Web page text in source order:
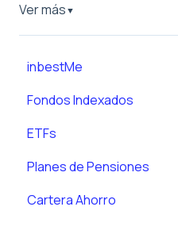
Ver más ▼
inbestMe
Fondos Indexados
ETFs
Planes de Pensiones
Cartera Ahorro